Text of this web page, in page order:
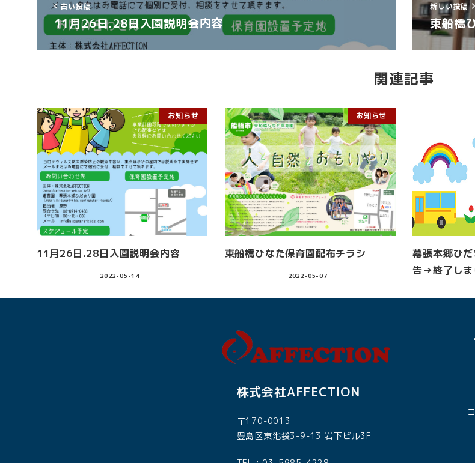
古い投稿
11月26日.28日入園説明会内容
新しい投稿
東船橋
関連記事
お知らせ
11月26日.28日入園説明会内容
2022-05-14
お知らせ
東船橋ひなた保育園配布チラシ
2022-05-07
幕張本郷ひ
告→終了しま
株式会社AFFECTION
〒170-0013
豊島区東池袋3-9-13 岩下ビル3F